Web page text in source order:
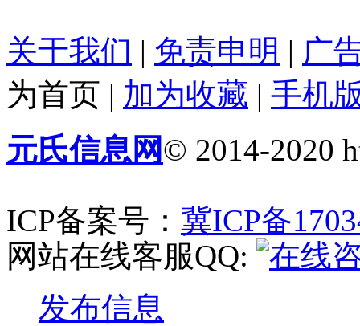
关于我们 | 免责申明 | 广
为首页 | 加为收藏 | 手机
元氏信息网© 2014-2020
ICP备案号： 冀ICP备
网站在线客服QQ:
发布信息